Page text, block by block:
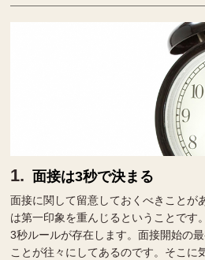
面接は3秒で決まる
面接に関して留意しておくべきことが
は第一印象を重んじるということです
3秒ルールが存在します。面接開始の
ことが往々にしてあるのです。そこに